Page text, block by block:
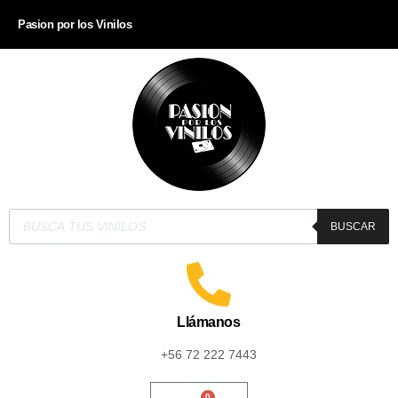
Pasion por los Vinilos
BUSCAR
Llámanos
+56 72 222 7443